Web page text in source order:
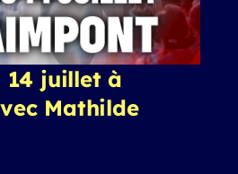
14 juillet à
Mathilde